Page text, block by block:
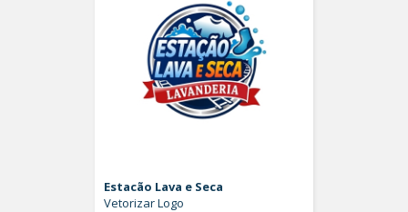
Estacão Lava e Seca
Vetorizar Logo